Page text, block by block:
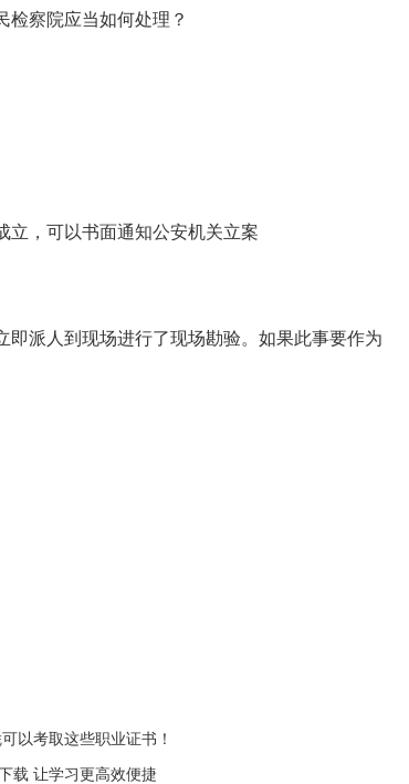
检察院应当如何处理？
，可以书面通知公安机关立案
派人到现场进行了现场勘验。如果此事要作为
以考取这些职业证书！
载 让学习更高效便捷